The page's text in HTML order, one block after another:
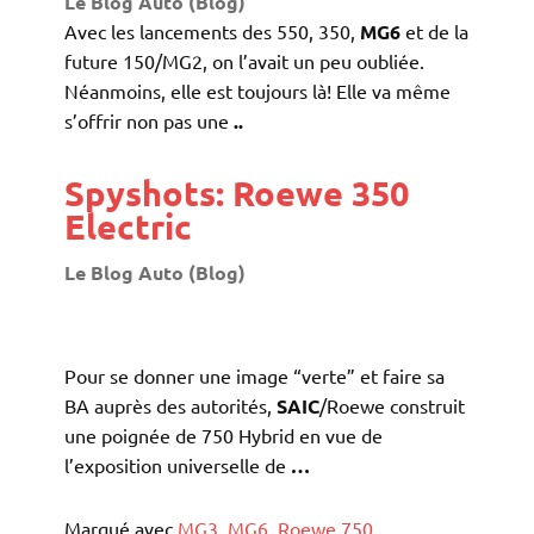
Avec les lancements des 550, 350, MG6 et de la
future 150/MG2, on l’avait un peu oubliée.
Néanmoins, elle est toujours là! Elle va même
s’offrir non pas une ..
Spyshots: Roewe 350
Electric
Le Blog Auto (Blog)
Pour se donner une image “verte” et faire sa
BA auprès des autorités, SAIC/Roewe construit
une poignée de 750 Hybrid en vue de
l’exposition universelle de …
Marqué avec MG3 MG6 Roewe 750